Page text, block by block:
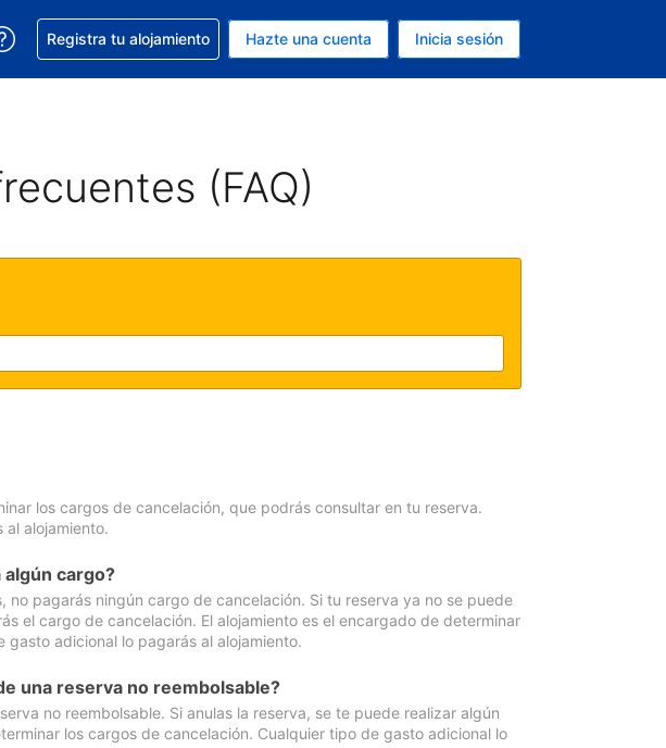
Tu moneda actual es Dólar de EEUU
idioma que prefieres. Tu idioma actual es Español
Obtener ayuda con la reserva
Registra tu alojamiento Hazte una cuenta Inicia sesión
(FAQ)
los cargos de cancelación, que podrás consultar en tu reserva.
alojamiento.
algún cargo?
no pagarás ningún cargo de cancelación. Si tu reserva ya no se puede
el cargo de cancelación. El alojamiento es el encargado de determinar
adicional lo pagarás al alojamiento.
una reserva no reembolsable?
no reembolsable. Si anulas la reserva, se te puede realizar algún
los cargos de cancelación. Cualquier tipo de gasto adicional lo